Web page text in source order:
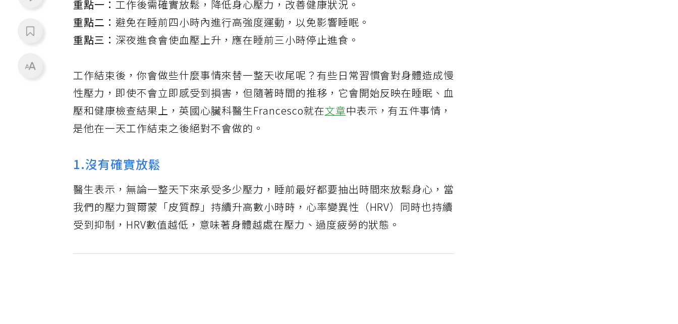
重點一：工作後需確實放鬆，降低身心壓力，改善健康狀況。
重點二：避免在睡前四小時內進行高強度運動，以免影響睡眠。
重點三： 深夜進食會使血壓上升，應在睡前三小時停止進食。
工作結束後，你會做些什麼事情來替一整天收尾呢？有些日常習慣會對身體造成慢
性壓力，即使不會立即感受到損害，但隨著時間的推移，它會開始反映在睡眠、血
壓和健康檢查結果上，英國心臟科醫生Francesco就在文章中表示，有五件事情，
是他在一天工作結束之後絕對不會做的。
1.沒有確實放鬆
醫生表示，無論一整天下來承受多少壓力，睡前最好都要抽出時間來放鬆身心，當
我們的壓力賀爾蒙「皮質醇」持續升高數小時時，心率變異性（HRV）同時也持續
受到抑制，HRV數值越低，意味著身體越處在壓力、過度疲勞的狀態。